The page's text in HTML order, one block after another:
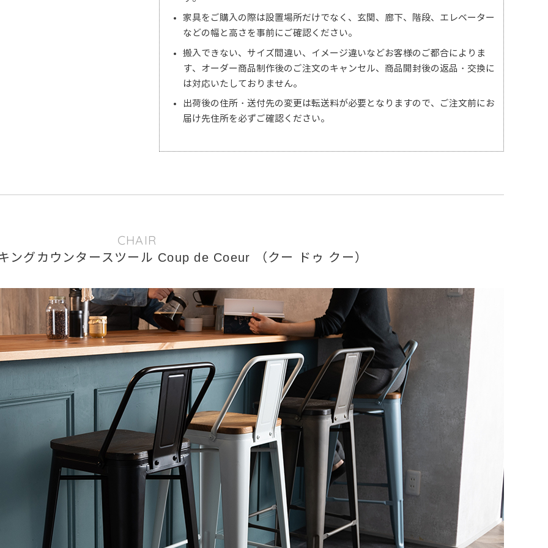
家具をご購入の際は設置場所だけでなく、玄関、廊下、階段、エレベーター
などの幅と高さを事前にご確認ください。
搬入できない、サイズ間違い、イメージ違いなどお客様のご都合によりま
す、オーダー商品制作後のご注文のキャンセル、商品開封後の返品・交換に
は対応いたしておりません。
出荷後の住所・送付先の変更は転送料が必要となりますので、ご注文前にお
届け先住所を必ずご確認ください。
CHAIR
ングカウンタースツール Coup de Coeur （クー ドゥ クー）